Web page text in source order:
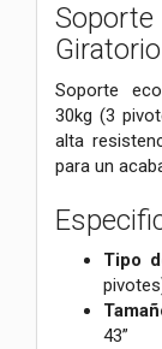
Soporte
30kg (3
alta
para un
Tipo
43”